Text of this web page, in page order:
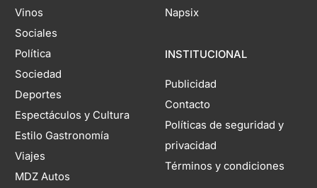
Vinos
Sociales
Política
Sociedad
Deportes
Espectáculos y Cultura
Estilo Gastronomía
Viajes
MDZ Autos
Napsix
INSTITUCIONAL
Publicidad
Contacto
Políticas de seguridad y
privacidad
Términos y condiciones